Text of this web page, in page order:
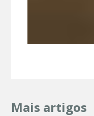
Mais artigos